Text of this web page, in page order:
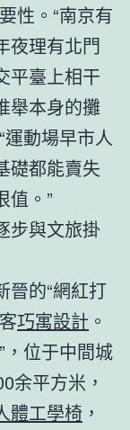
性。“南京有
夜理有北門
平臺上相干
舉本身的攤
動場早市人
礎都能賣失
值。”
步與文旅掛
晉的“網紅打
巧寓設計 。
，位于中間城
余平方米，
體工學椅 ，